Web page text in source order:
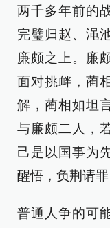
两千多年前的
完璧归赵、渑
廉颇之上。廉
面对挑衅，蔺
解，蔺相如坦
与廉颇二人，
己是以国事为
醒悟，负荆请
普通人争的可